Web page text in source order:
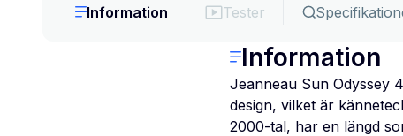
Information Tester
Information
Jeanneau Sun Odyssey
design, vilket är
2000-tal, har en längd